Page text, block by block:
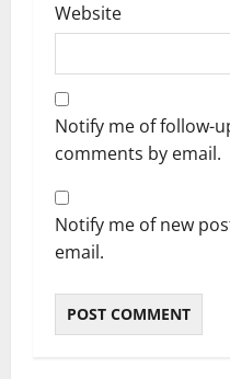
Website
Notify me of follow-
comments by email.
Notify me of new
email.